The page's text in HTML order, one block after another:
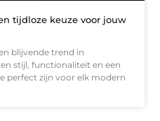
tijdloze keuze voor jouw
blijvende trend in
stijl, functionaliteit en een
perfect zijn voor elk modern